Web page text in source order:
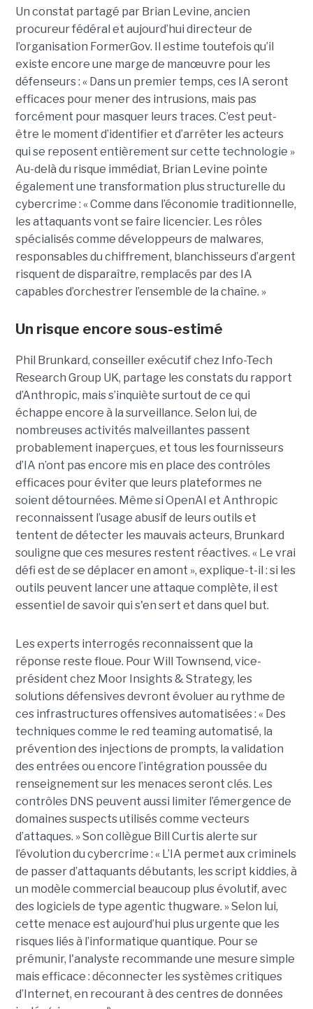
Un constat partagé par Brian Levine, ancien
procureur fédéral et aujourd’hui directeur de
l’organisation FormerGov. Il estime toutefois qu’il
existe encore une marge de manœuvre pour les
défenseurs : « Dans un premier temps, ces IA seront
efficaces pour mener des intrusions, mais pas
forcément pour masquer leurs traces. C’est peut-
être le moment d’identifier et d’arrêter les acteurs
qui se reposent entièrement sur cette technologie »
Au-delà du risque immédiat, Brian Levine pointe
également une transformation plus structurelle du
cybercrime : « Comme dans l’économie traditionnelle,
les attaquants vont se faire licencier. Les rôles
spécialisés comme développeurs de malwares,
responsables du chiffrement, blanchisseurs d’argent
risquent de disparaître, remplacés par des IA
capables d’orchestrer l’ensemble de la chaîne. »
Un risque encore sous-estimé
Phil Brunkard, conseiller exécutif chez Info-Tech
Research Group UK, partage les constats du rapport
d’Anthropic, mais s’inquiète surtout de ce qui
échappe encore à la surveillance. Selon lui, de
nombreuses activités malveillantes passent
probablement inaperçues, et tous les fournisseurs
d’IA n’ont pas encore mis en place des contrôles
efficaces pour éviter que leurs plateformes ne
soient détournées. Même si OpenAI et Anthropic
reconnaissent l’usage abusif de leurs outils et
tentent de détecter les mauvais acteurs, Brunkard
souligne que ces mesures restent réactives. « Le vrai
défi est de se déplacer en amont », explique-t-il : si les
outils peuvent lancer une attaque complète, il est
essentiel de savoir qui s'en sert et dans quel but.
Les experts interrogés reconnaissent que la
réponse reste floue. Pour Will Townsend, vice-
président chez Moor Insights & Strategy, les
solutions défensives devront évoluer au rythme de
ces infrastructures offensives automatisées : « Des
techniques comme le red teaming automatisé, la
prévention des injections de prompts, la validation
des entrées ou encore l’intégration poussée du
renseignement sur les menaces seront clés. Les
contrôles DNS peuvent aussi limiter l’émergence de
domaines suspects utilisés comme vecteurs
d’attaques. » Son collègue Bill Curtis alerte sur
l’évolution du cybercrime : « L’IA permet aux criminels
de passer d’attaquants débutants, les script kiddies, à
un modèle commercial beaucoup plus évolutif, avec
des logiciels de type agentic thugware. » Selon lui,
cette menace est aujourd’hui plus urgente que les
risques liés à l’informatique quantique. Pour se
prémunir, l'analyste recommande une mesure simple
mais efficace : déconnecter les systèmes critiques
d’Internet, en recourant à des centres de données